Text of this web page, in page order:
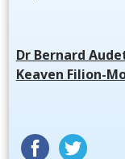
Dr Bernard
Keaven Filion-